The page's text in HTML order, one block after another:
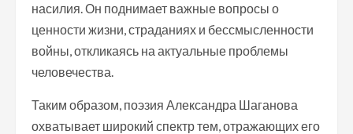
насилия. Он поднимает важные вопросы о
ценности жизни, страданиях и бессмысленности
войны, откликаясь на актуальные проблемы
человечества.
Таким образом, поэзия Александра Шаганова
охватывает широкий спектр тем, отражающих его